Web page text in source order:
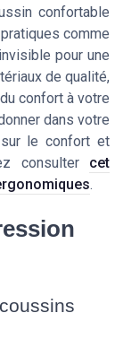
confortable
comme
pour une
de qualité,
confort à votre
dans votre
le confort et
consulter cet
.